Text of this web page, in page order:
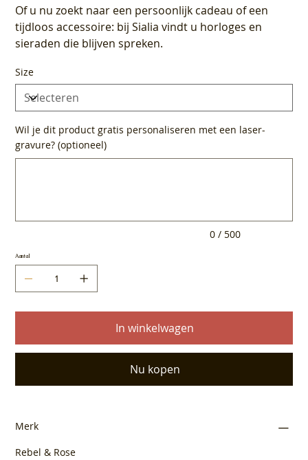
Of u nu zoekt naar een persoonlijk cadeau of een
tijdloos accessoire: bij Sialia vindt u horloges en
sieraden die blijven spreken.
Size
Wil je dit product gratis personaliseren met een laser-
gravure? (optioneel)
0 / 500
Aantal
In winkelwagen
Nu kopen
Merk
Rebel & Rose